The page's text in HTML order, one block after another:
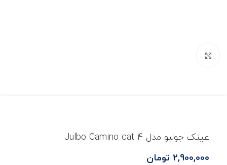
عینک جولبو مدل Julbo Camino cat 4
2,900,000 تومان